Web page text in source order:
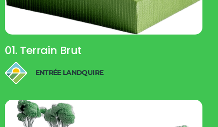
01. Terrain Brut
ENTRÉE LANDQUIRE